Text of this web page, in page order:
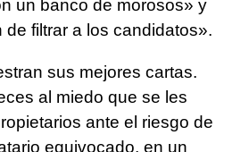
un banco de morosos» y
filtrar a los candidatos».
sus mejores cartas.
al miedo que se les
ante el riesgo de
equivocado, en un